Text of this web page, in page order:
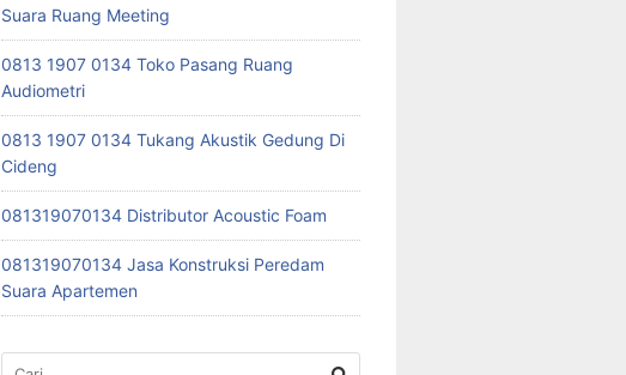
Suara Ruang Meeting
0813 1907 0134 Toko Pasang Ruang
Audiometri
0813 1907 0134 Tukang Akustik Gedung Di
Cideng
081319070134 Distributor Acoustic Foam
081319070134 Jasa Konstruksi Peredam
Suara Apartemen
Cari